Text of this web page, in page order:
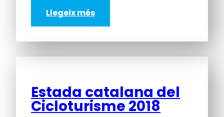
Llegeix més
Estada catalana del
Cicloturisme 2018